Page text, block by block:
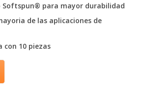
Softspun® para mayor durabilidad
de las aplicaciones de
con 10 piezas